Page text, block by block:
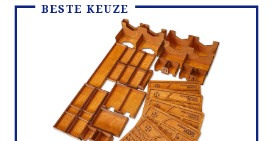
BESTE KEUZE